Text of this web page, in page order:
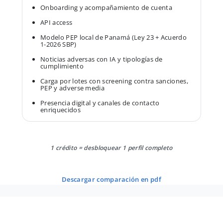
Onboarding y acompañamiento de cuenta
API access
Modelo PEP local de Panamá (Ley 23 + Acuerdo
1-2026 SBP)
Noticias adversas con IA y tipologías de
cumplimiento
Carga por lotes con screening contra sanciones,
PEP y adverse media
Presencia digital y canales de contacto
enriquecidos
1 crédito = desbloquear 1 perfil completo
descargar comparación en pdf